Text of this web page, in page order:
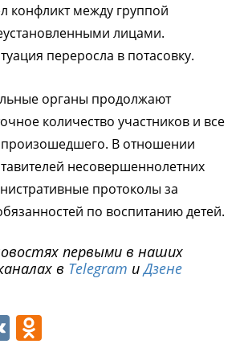
конфликт между группой
лицами.
переросла в потасовку.
органы продолжают
количество участников и все
произошедшего. В отношении
несовершеннолетних
протоколы за
по воспитанию детей.
первыми в наших
в Telegram иДзене
VK